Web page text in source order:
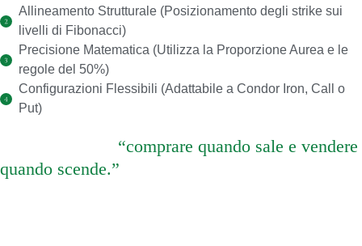
Allineamento Strutturale (Posizionamento degli strike sui
livelli di Fibonacci)
Precisione Matematica (Utilizza la Proporzione Aurea e le
regole del 50%)
Configurazioni Flessibili (Adattabile a Condor Iron, Call o
Put)
“comprare quando sale e vendere
quando scende.”